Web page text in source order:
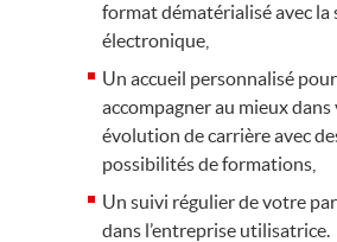
format dématérialisé avec la
électronique,
Un accueil personnalisé
accompagner au mieux
évolution de carrière avec
possibilités de formations,
Un suivi régulier de votre
dans l’entreprise utilisatrice.